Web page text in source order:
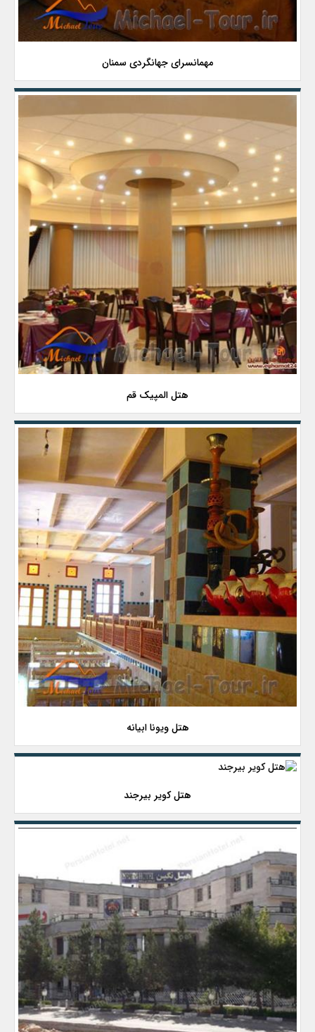
مهمانسرای جهانگردی سمنان
هتل المپیک قم
هتل ویونا ابیانه
هتل کویر بیرجند